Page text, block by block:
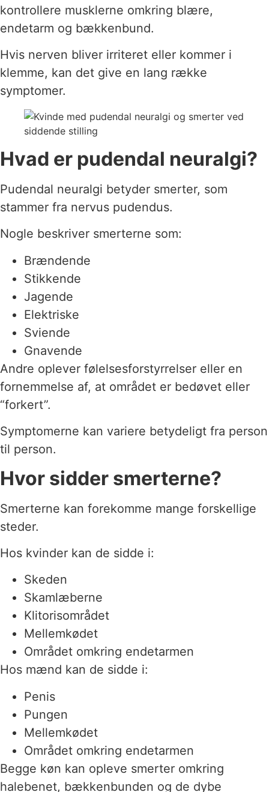
kontrollere musklerne omkring blære,
endetarm og bækkenbund.
Hvis nerven bliver irriteret eller kommer i
klemme, kan det give en lang række
symptomer.
Hvad er pudendal neuralgi?
Pudendal neuralgi betyder smerter, som
stammer fra nervus pudendus.
Nogle beskriver smerterne som:
Brændende
Stikkende
Jagende
Elektriske
Sviende
Gnavende
Andre oplever følelsesforstyrrelser eller en
fornemmelse af, at området er bedøvet eller
“forkert”.
Symptomerne kan variere betydeligt fra person
til person.
Hvor sidder smerterne?
Smerterne kan forekomme mange forskellige
steder.
Hos kvinder kan de sidde i:
Skeden
Skamlæberne
Klitorisområdet
Mellemkødet
Området omkring endetarmen
Hos mænd kan de sidde i:
Penis
Pungen
Mellemkødet
Området omkring endetarmen
Begge køn kan opleve smerter omkring
halebenet, bækkenbunden og de dybe